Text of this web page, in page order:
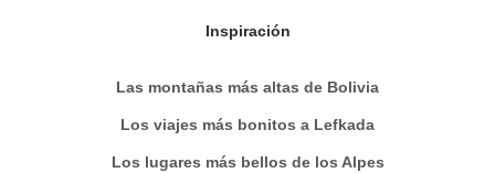
Inspiración
Las montañas más altas de Bolivia
Los viajes más bonitos a Lefkada
Los lugares más bellos de los Alpes